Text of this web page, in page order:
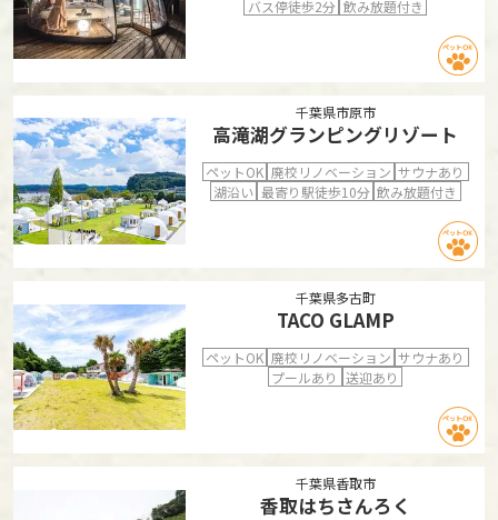
バス停徒歩2分 飲み放題付き
千葉県市原市
高滝湖グランピングリゾート
ペットOK 廃校リノベーション サウナあり
湖沿い 最寄り駅徒歩10分 飲み放題付き
千葉県多古町
TACO GLAMP
ペットOK 廃校リノベーション サウナあり
プールあり 送迎あり
千葉県香取市
香取はちさんろく